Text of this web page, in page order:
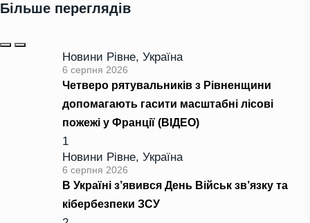
Більше переглядів
Новини Рівне, Україна
6 серпня 2026
Четверо рятувальників з Рівненщини
допомагають гасити масштабні лісові
пожежі у Франції (ВІДЕО)
1
Новини Рівне, Україна
6 серпня 2026
В Україні з’явився День Військ зв’язку та
кібербезпеки ЗСУ